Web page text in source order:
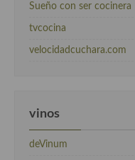
Sueño con ser cocinera
tvcocina
velocidadcuchara.com
vinos
deVinum